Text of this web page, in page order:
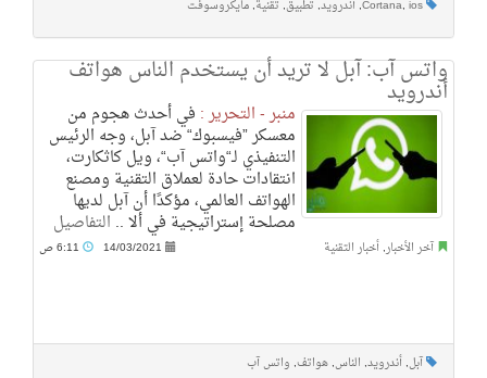
Cortana, ios
, أندرويد, تطبيق, تقنية, مايكروسوفت
واتس آب: آبل لا تريد أن يستخدم الناس هواتف
أندرويد
منبر - التحرير : في أحدث هجوم من
معسكر ”فيسبوك“ ضد آبل، وجه الرئيس
التنفيذي لـ“واتس آب“، ويل كاثكارت،
انتقادات حادة لعملاق التقنية ومصنع
الهواتف العالمي، مؤكدًا أن آبل لديها
مصلحة إستراتيجية في ألا .. التفاصيل
آخر الأخبار, أخبار التقنية 14/03/2021
آبل, أندرويد, الناس, هواتف, واتس آب